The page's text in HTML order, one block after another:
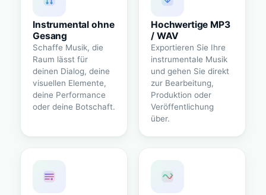
Instrumental ohne
Gesang
Schaffe Musik, die
Raum lässt für
deinen Dialog, deine
visuellen Elemente,
deine Performance
oder deine Botschaft.
Hochwertige MP3
/ WAV
Exportieren Sie Ihre
instrumentale Musik
und gehen Sie direkt
zur Bearbeitung,
Produktion oder
Veröffentlichung
über.